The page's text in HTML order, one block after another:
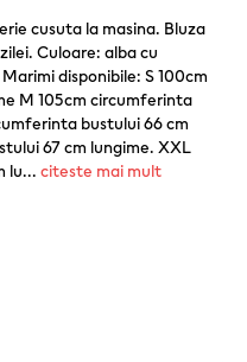
cusuta la masina. Bluza
Culoare: alba cu
disponibile: S 100cm
M 105cm circumferinta
bustului 66 cm
67 cm lungime. XXL
lu... citeste mai mult